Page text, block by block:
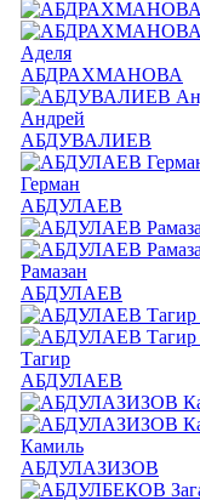
Аделя
АБДРАХМАНОВА
Андрей
АБДУВАЛИЕВ
Герман
АБДУЛАЕВ
Рамазан
АБДУЛАЕВ
Тагир
АБДУЛАЕВ
Камиль
АБДУЛАЗИЗОВ